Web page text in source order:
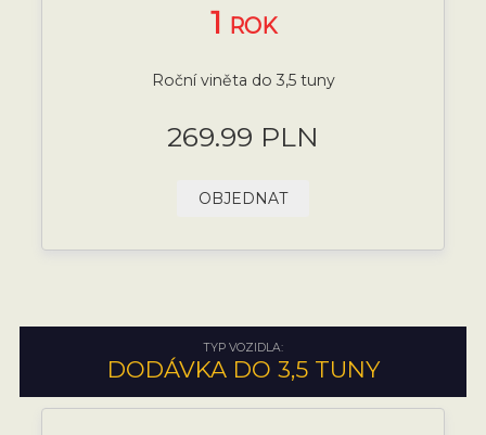
1 ROK
Roční viněta do 3,5 tuny
269.99 PLN
OBJEDNAT
TYP VOZIDLA:
DODÁVKA DO 3,5 TUNY